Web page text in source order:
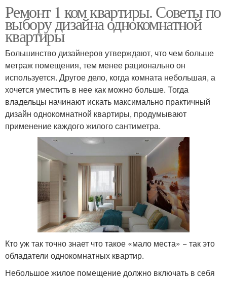
Ремонт 1 ком квартиры. Советы по
выбору дизайна однокомнатной
квартиры
Большинство дизайнеров утверждают, что чем больше
метраж помещения, тем менее рационально он
используется. Другое дело, когда комната небольшая, а
хочется уместить в нее как можно больше. Тогда
владельцы начинают искать максимально практичный
дизайн однокомнатной квартиры, продумывают
применение каждого жилого сантиметра.
Кто уж так точно знает что такое «мало места» − так это
обладатели однокомнатных квартир.
Небольшое жилое помещение должно включать в себя